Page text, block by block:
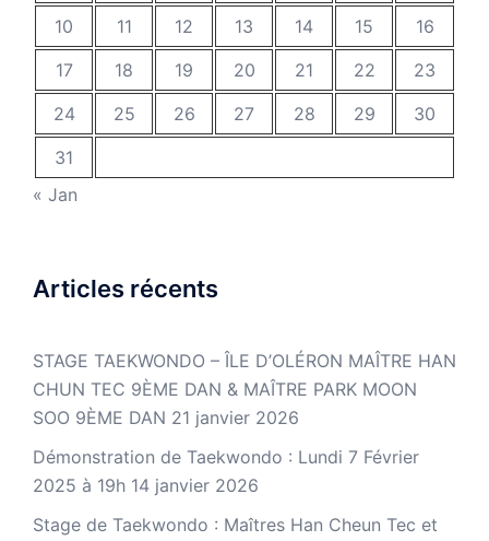
10
11 12 13 14 15
16
17
18 19 20 21 22
23
24
25 26 27 28 29
30
31
« Jan
Articles récents
STAGE TAEKWONDO – ÎLE D’OLÉRON MAÎTRE HAN
CHUN TEC 9ÈME DAN & MAÎTRE PARK MOON
SOO 9ÈME DAN 21 janvier 2026
Démonstration de Taekwondo : Lundi 7 Février
2025 à 19h 14 janvier 2026
Stage de Taekwondo : Maîtres Han Cheun Tec et